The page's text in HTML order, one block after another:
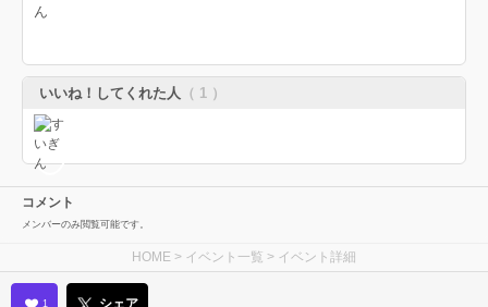
ん
いいね！してくれた人 （ 1 ）
コメント
メンバーのみ閲覧可能です。
HOME > イベント一覧 > イベント詳細
1 シェア